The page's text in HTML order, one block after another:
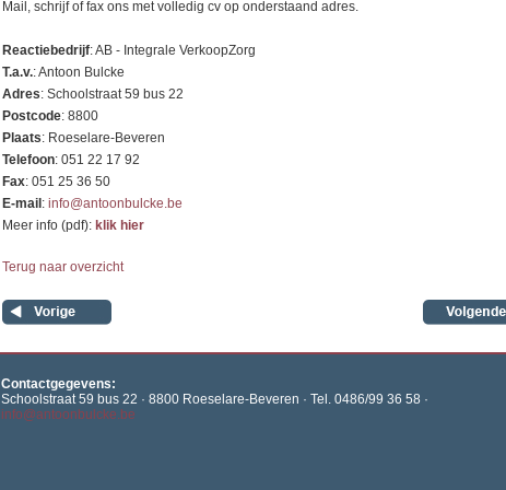
Mail, schrijf of fax ons met volledig cv op onderstaand adres.
Reactiebedrijf: AB - Integrale VerkoopZorg
T.a.v.: Antoon Bulcke
Adres: Schoolstraat 59 bus 22
Postcode: 8800
Plaats: Roeselare-Beveren
Telefoon: 051 22 17 92
Fax: 051 25 36 50
E-mail: info@antoonbulcke.be
Meer info (pdf): klik hier
Terug naar overzicht
Contactgegevens:
Schoolstraat 59 bus 22 · 8800 Roeselare-Beveren · Tel. 0486/99 36 58 ·
info@antoonbulcke.be